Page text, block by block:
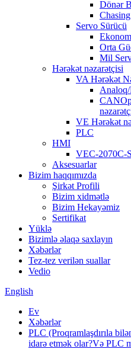
Dönər
Servo Sürücü
Orta
Mil
Hərəkət nəzarətçisi
VA Hərəkət
VE Hərəkət
PLC
HMI
VEC-2070C-S
Aksesuarlar
Bizim haqqımızda
Şirkət Profili
Bizim xidmətlə
Bizim Hekayəmiz
Sertifikat
Yüklə
Bizimlə əlaqə saxlayın
Xəbərlər
Tez-tez verilən suallar
Vedio
English
Ev
Xəbərlər
PLC (Proqramlaşdırıla
idarə etmək olar?Və PLC